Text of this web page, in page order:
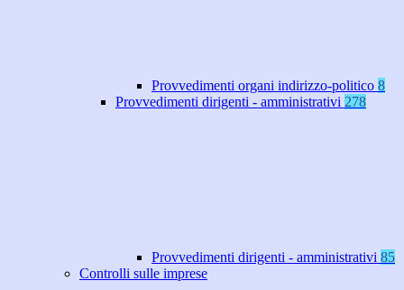
Provvedimenti organi indirizzo-politico 8
Provvedimenti dirigenti - amministrativi 278
Provvedimenti dirigenti - amministrativi 85
Controlli sulle imprese